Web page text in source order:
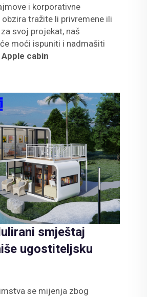
i korporativne
tražite li privremene ili
svoj projekat, naš
moći ispuniti i nadmašiti
Apple cabin
smještaj
ugostiteljsku
se mijenja zbog